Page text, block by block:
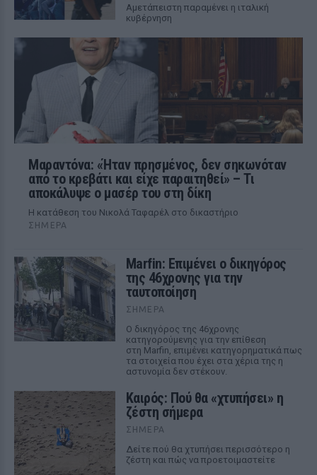
Αμετάπειστη παραμένει η ιταλική
κυβέρνηση
Μαραντόνα: «Ήταν πρησμένος, δεν σηκωνόταν
από το κρεβάτι και είχε παραιτηθεί» – Τι
αποκάλυψε ο μασέρ του στη δίκη
Η κατάθεση του Νικολά Ταφαρέλ στο δικαστήριο
ΣΉΜΕΡΑ
Marfin: Επιμένει ο δικηγόρος
της 46χρονης για την
ταυτοποίηση
ΣΉΜΕΡΑ
Ο δικηγόρος της 46χρονης
κατηγορούμενης για την επίθεση
στη Marfin, επιμένει κατηγορηματικά πως
τα στοιχεία που έχει στα χέρια της η
αστυνομία δεν στέκουν.
Καιρός: Πού θα «χτυπήσει» η
ζέστη σήμερα
ΣΉΜΕΡΑ
Δείτε πού θα χτυπήσει περισσότερο η
ζέστη και πώς να προετοιμαστείτε